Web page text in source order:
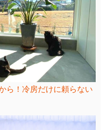
ら！冷房だけに頼らない